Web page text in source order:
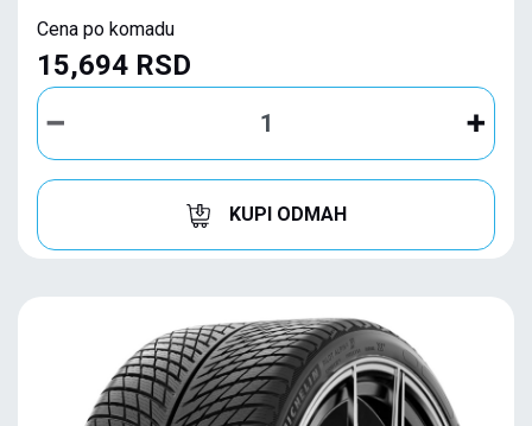
Cena po komadu
15,694 RSD
KUPI ODMAH